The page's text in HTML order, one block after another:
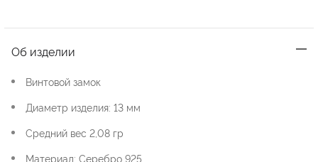
Об изделии
Винтовой замок
Диаметр изделия: 13 мм
Средний вес 2,08 гр
Материал: Серебро 925